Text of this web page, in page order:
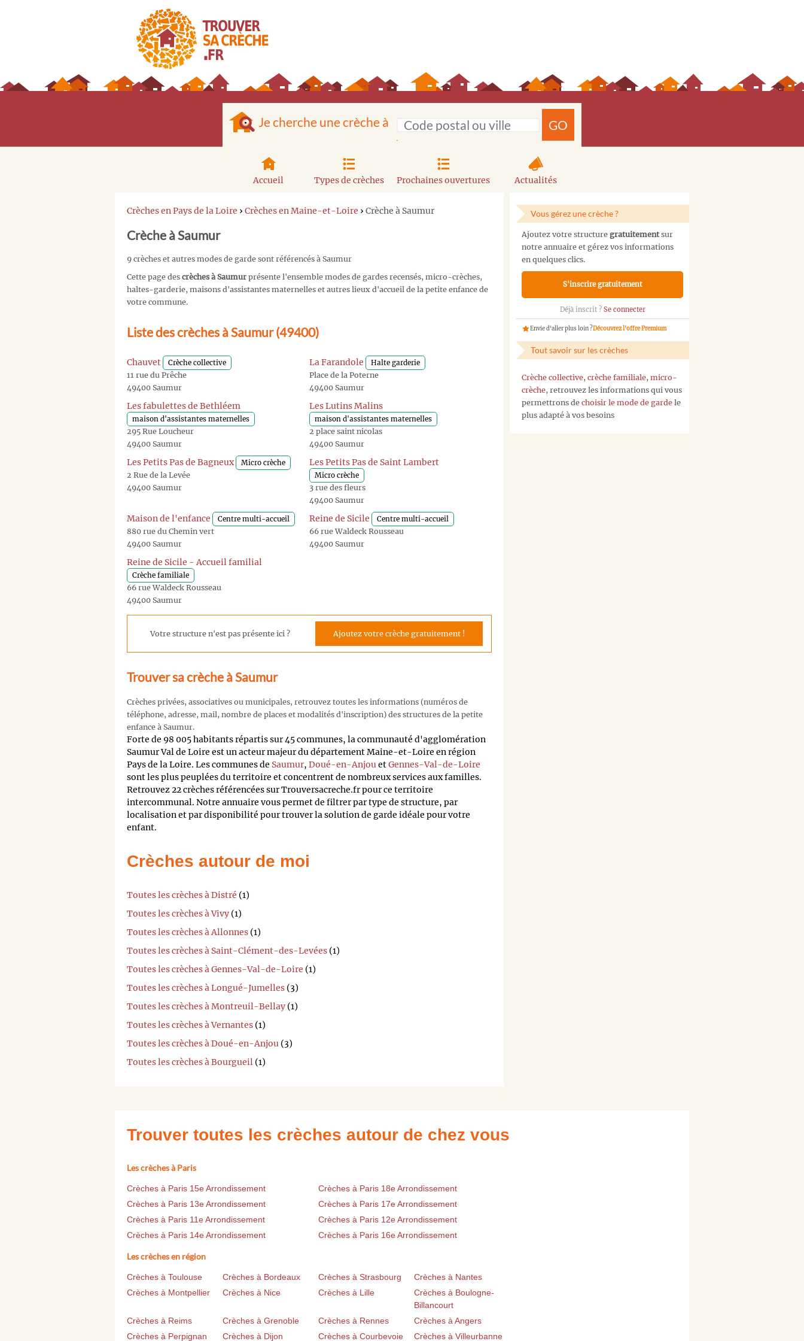
Je cherche une crèche à GO
Accueil Types de crèches Prochaines ouvertures Actualités
Crèches en Pays de la Loire › Crèches en Maine-et-Loire › Crèche à Saumur
Crèche à Saumur
9 crèches et autres modes de garde sont référencés à Saumur
Cette page des crèches à Saumur présente l'ensemble modes de gardes recensés, micro-crèches,
haltes-garderie, maisons d'assistantes maternelles et autres lieux d'accueil de la petite enfance de
votre commune.
Liste des crèches à Saumur (49400)
Chauvet Crèche collective
11 rue du Prêche
49400 Saumur
La Farandole Halte garderie
Place de la Poterne
49400 Saumur
Les fabulettes de Bethléem
maison d'assistantes maternelles
295 Rue Loucheur
49400 Saumur
Les Lutins Malins
maison d'assistantes maternelles
2 place saint nicolas
49400 Saumur
Les Petits Pas de Bagneux Micro crèche
2 Rue de la Levée
49400 Saumur
Les Petits Pas de Saint Lambert
Micro crèche
3 rue des fleurs
49400 Saumur
Maison de l'enfance Centre multi-accueil
880 rue du Chemin vert
49400 Saumur
Reine de Sicile Centre multi-accueil
66 rue Waldeck Rousseau
49400 Saumur
Reine de Sicile - Accueil familial
Crèche familiale
66 rue Waldeck Rousseau
49400 Saumur
Votre structure n'est pas présente ici ? Ajoutez votre crèche gratuitement !
Trouver sa crèche à Saumur
Crèches privées, associatives ou municipales, retrouvez toutes les informations (numéros de
téléphone, adresse, mail, nombre de places et modalités d'inscription) des structures de la petite
enfance à Saumur.
Forte de 98 005 habitants répartis sur 45 communes, la communauté d'agglomération
Saumur Val de Loire est un acteur majeur du département Maine-et-Loire en région
Pays de la Loire. Les communes de Saumur, Doué-en-AnjouetGennes-Val-de-Loire
sont les plus peuplées du territoire et concentrent de nombreux services aux familles.
Retrouvez 22 crèches référencées sur Trouversacreche.fr pour ce territoire
intercommunal. Notre annuaire vous permet de filtrer par type de structure, par
localisation et par disponibilité pour trouver la solution de garde idéale pour votre
enfant.
Crèches autour de moi
Toutes les crèches à Distré (1)
Toutes les crèches à Vivy (1)
Toutes les crèches à Allonnes (1)
Toutes les crèches à Saint-Clément-des-Levées (1)
Toutes les crèches à Gennes-Val-de-Loire (1)
Toutes les crèches à Longué-Jumelles (3)
Toutes les crèches à Montreuil-Bellay (1)
Toutes les crèches à Vernantes (1)
Toutes les crèches à Doué-en-Anjou (3)
Toutes les crèches à Bourgueil (1)
Vous gérez une crèche ?
Ajoutez votre structure gratuitementsur
notre annuaire et gérez vos informations
en quelques clics.
S'inscrire gratuitement
Déjà inscrit ? Se connecter
Envie d'aller plus loin ?Découvrez l'offre Premium
Tout savoir sur les crèches
Crèche collective, crèche familiale, micro-
crèche, retrouvez les informations qui vous
permettrons de choisir le mode de garde le
plus adapté à vos besoins
Trouver toutes les crèches autour de chez vous
Les crèches à Paris
Crèches à Paris 15e Arrondissement
Crèches à Paris 18e Arrondissement
Crèches à Paris 13e Arrondissement
Crèches à Paris 17e Arrondissement
Crèches à Paris 11e Arrondissement
Crèches à Paris 12e Arrondissement
Crèches à Paris 14e Arrondissement
Crèches à Paris 16e Arrondissement
Les crèches en région
Crèches à Toulouse Crèches à Bordeaux Crèches à Strasbourg
Crèches à Nantes
Crèches à Montpellier
Crèches à Nice Crèches à Lille
Crèches à Boulogne-
Billancourt
Crèches à Reims
Crèches à Grenoble Crèches à Rennes
Crèches à Angers
Crèches à Perpignan
Crèches à Dijon Crèches à Courbevoie Crèches à Villeurbanne